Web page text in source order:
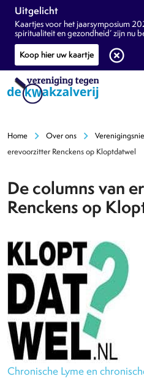
Uitgelicht
Kaartjes voor het jaarsymposium
spiritualiteit en gezondheid’ zijn nu
Koop hier uw kaartje
highlight_off
Home chevron_right Over ons chevron_right
erevoorzitter Renckens op Kloptdatwel
De columns van
Renckens op
Chronische Lyme en